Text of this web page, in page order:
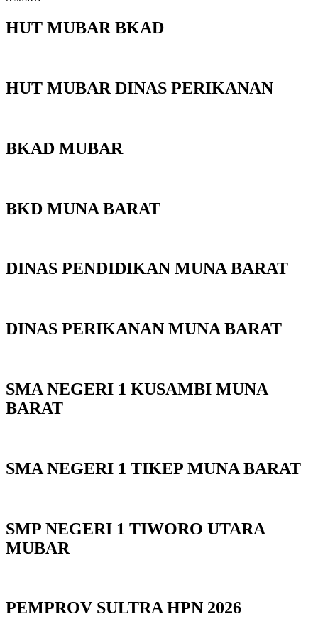
HUT MUBAR BKAD
HUT MUBAR DINAS PERIKANAN
BKAD MUBAR
BKD MUNA BARAT
DINAS PENDIDIKAN MUNA BARAT
DINAS PERIKANAN MUNA BARAT
SMA NEGERI 1 KUSAMBI MUNA
BARAT
SMA NEGERI 1 TIKEP MUNA BARAT
SMP NEGERI 1 TIWORO UTARA
MUBAR
PEMPROV SULTRA HPN 2026